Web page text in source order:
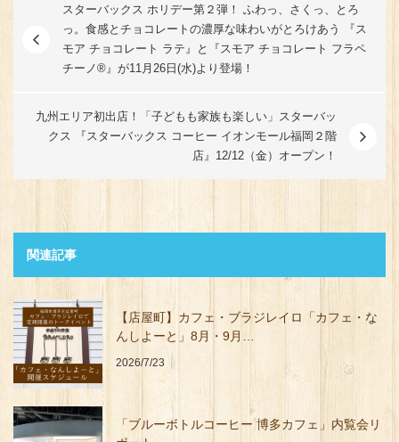
スターバックス ホリデー第２弾！ ふわっ、さくっ、とろ
っ。食感とチョコレートの濃厚な味わいがとろけあう 『ス
モア チョコレート ラテ』と『スモア チョコレート フラペ
チーノ®』が11月26日(水)より登場！
九州エリア初出店！「子どもも家族も楽しい」スターバッ
クス 『スターバックス コーヒー イオンモール福岡２階
店』12/12（金）オープン！
関連記事
【店屋町】カフェ・ブラジレイロ「カフェ・な
んしよーと」8月・9月…
2026/7/23
「ブルーボトルコーヒー 博多カフェ」内覧会リ